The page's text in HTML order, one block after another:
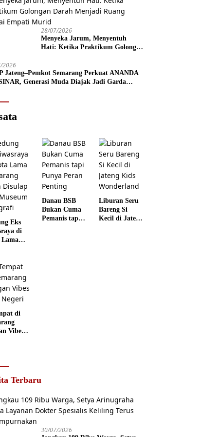
28/07/2026
Menyeka Jarum, Menyentuh
Hati: Ketika Praktikum Golongan
2026
Jateng–Pemkot Semarang Perkuat ANANDA
Generasi Muda Diajak Jadi Garda
Eks
di
Danau BSB
Bukan Cuma
Pemanis tapi
Liburan Seru
Bareng Si
Kecil di Jateng
di
Vibes
Terbaru
30/07/2026